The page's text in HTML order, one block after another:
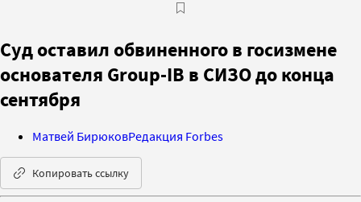
Суд оставил обвиненного в госизмене
основателя Group-IB в СИЗО до конца
сентября
Матвей БирюковРедакция Forbes
Копировать ссылку